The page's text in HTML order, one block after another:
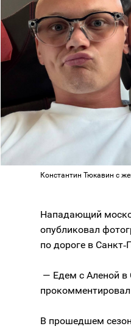
Константин Тюкавин с
Нападающий
опубликовал
по дороге в
— Едем с Аленой в
В прошедшем